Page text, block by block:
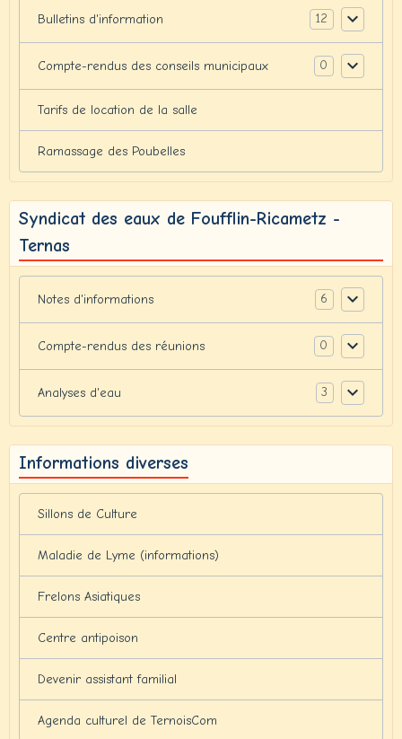
Bulletins d'information 12
Compte-rendus des conseils municipaux 0
Tarifs de location de la salle
Ramassage des Poubelles
Syndicat des eaux de Foufflin-Ricametz -
Ternas
Notes d'informations 6
Compte-rendus des réunions 0
Analyses d'eau 3
Informations diverses
Sillons de Culture
Maladie de Lyme (informations)
Frelons Asiatiques
Centre antipoison
Devenir assistant familial
Agenda culturel de TernoisCom